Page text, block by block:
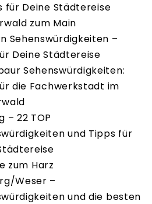
für Deine Städtereise
zum Main
Sehenswürdigkeiten –
Deine Städtereise
Sehenswürdigkeiten:
die Fachwerkstadt im
– 22 TOP
und Tipps für
zum Harz
Weser –
und die besten